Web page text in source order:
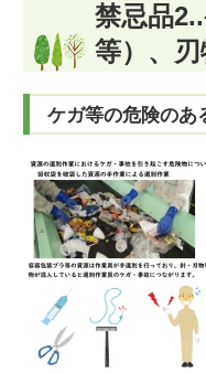
禁忌品
等）、
ケガ等の危険のあ